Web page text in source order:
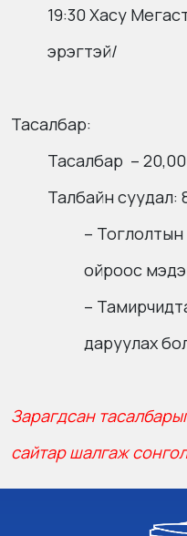
19:30 Хасу
эрэгтэй/
Тасалбар:
Тасалбар –
Талбайн суудал:
–
ойроос
–
даруулах
Зарагдсан
сайтар шалгаж